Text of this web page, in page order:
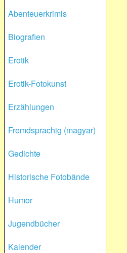
Abenteuerkrimis
Biografien
Erotik
Erotik-Fotokunst
Erzählungen
Fremdsprachig (magyar)
Gedichte
Historische Fotobände
Humor
Jugendbücher
Kalender